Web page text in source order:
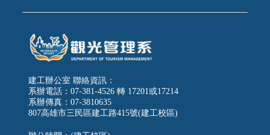
建工辦公室 聯絡資訊：
系辦電話：07-381-4526 轉 17201或17214
系辦傳真：07-3810635
807高雄市三民區建工路415號(建工校區)